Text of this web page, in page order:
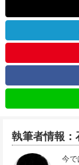
執筆者情報：
今で